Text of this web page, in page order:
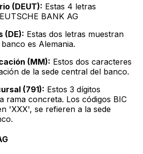
(DEUT): Estas 4 letras
BANK AG
(DE): Estas dos letras muestran
es Alemania.
(MM): Estos dos caracteres
de la sede central del banco.
(791): Estos 3 dígitos
rama concreta. Los códigos BIC
'XXX', se refieren a la sede